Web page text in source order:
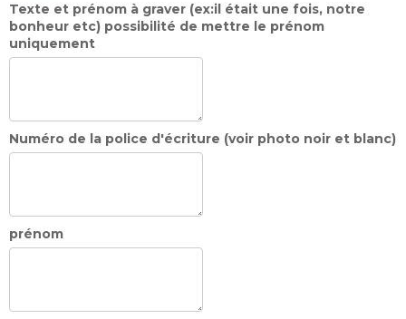
Texte et prénom à graver (ex:il était une fois, notre
bonheur etc) possibilité de mettre le prénom
uniquement
Numéro de la police d'écriture (voir photo noir et blanc)
prénom